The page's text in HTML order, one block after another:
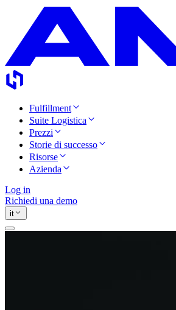
Fulfillment
Suite Logistica
Prezzi
Storie di successo
Risorse
Azienda
Log in
Richiedi una demo
it